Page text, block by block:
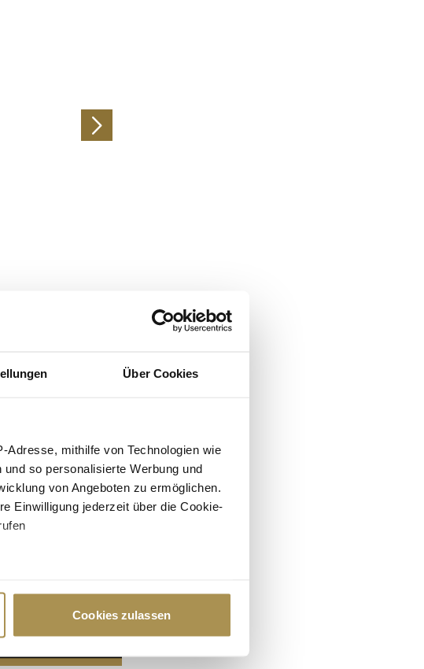
Über Cookies
mithilfe von Technologien wie
so personalisierte Werbung und
von Angeboten zu ermöglichen.
Einwilligung jederzeit über die Cookie-
Sie Ihre Präferenzen im
Cookies zulassen